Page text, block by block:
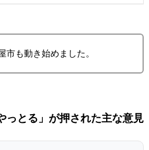
市も動き始めました。
っとる」が押された主な意見